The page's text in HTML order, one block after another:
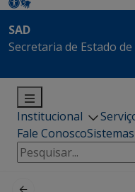
SAD
Secretaria de Estado
Institucional
Fale ConoscoSistemas
Pesquisar
por: